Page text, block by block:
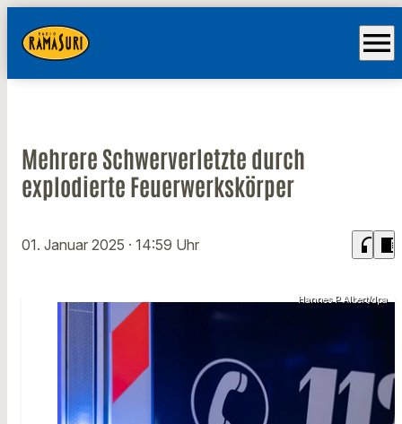
menu
Mehrere Schwerverletzte durch
explodierte Feuerwerkskörper
01. Januar 2025 · 14:59 Uhr headphones chrome_reader_mode
Hannes P Albert/dpa